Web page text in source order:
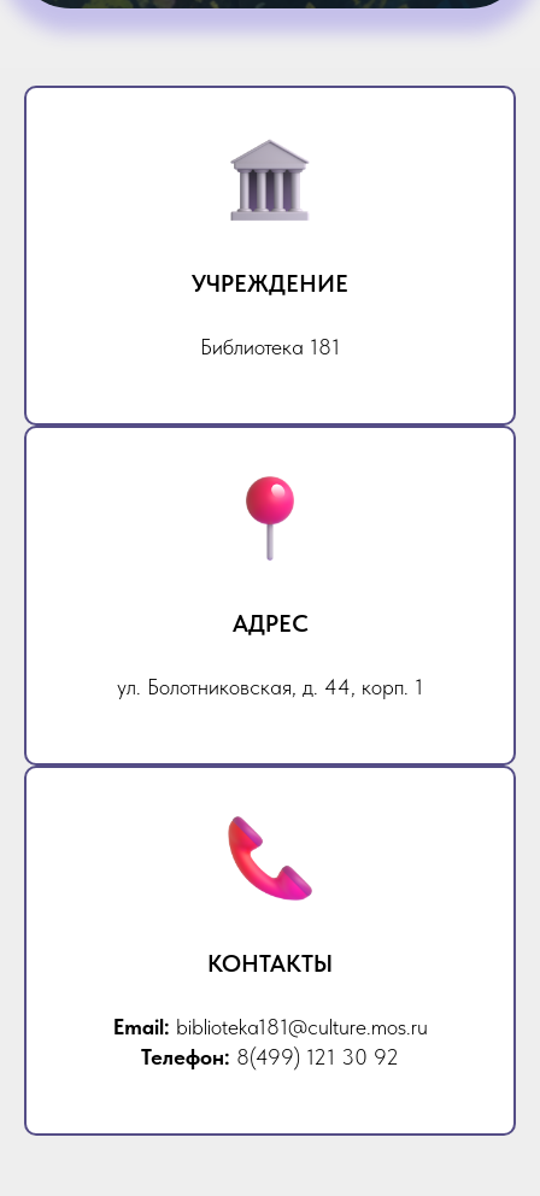
УЧРЕЖДЕНИЕ
Библиотека 181
АДРЕС
ул. Болотниковская, д. 44, корп. 1
КОНТАКТЫ
Email: biblioteka181@culture.mos.ru
Телефон: 8(499) 121 30 92